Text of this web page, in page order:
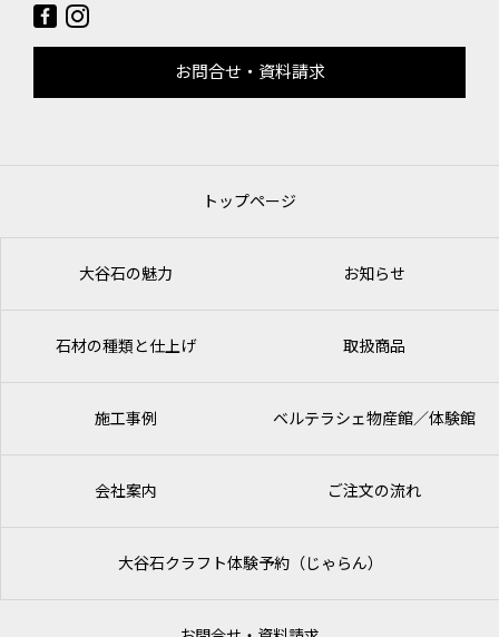
お問合せ・資料請求
トップページ
大谷石の魅力 お知らせ
石材の種類と仕上げ 取扱商品
施工事例 ベルテラシェ物産館／体験館
会社案内 ご注文の流れ
大谷石クラフト体験予約（じゃらん）